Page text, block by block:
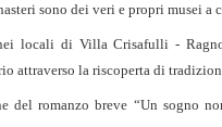
sono dei veri e propri musei a
locali di Villa Crisafulli -
attraverso la riscoperta di
del romanzo breve “Un sogno